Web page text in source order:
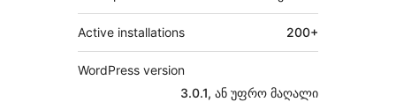
Active installations 200+
WordPress version
3.0.1, ან უფრო მაღალი